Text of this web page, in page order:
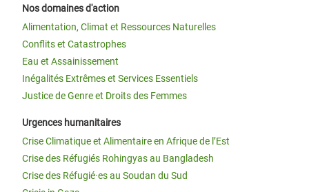
Nos domaines d'action
Alimentation, Climat et Ressources Naturelles
Conflits et Catastrophes
Eau et Assainissement
Inégalités Extrêmes et Services Essentiels
Justice de Genre et Droits des Femmes
Urgences humanitaires
Crise Climatique et Alimentaire en Afrique de l’Est
Crise des Réfugiés Rohingyas au Bangladesh
Crise des Réfugié·es au Soudan du Sud